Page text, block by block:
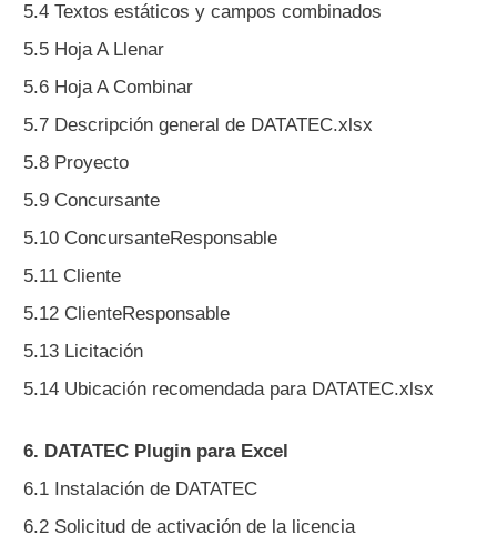
5.4 Textos estáticos y campos combinados
5.5 Hoja A Llenar
5.6 Hoja A Combinar
5.7 Descripción general de DATATEC.xlsx
5.8 Proyecto
5.9 Concursante
5.10 ConcursanteResponsable
5.11 Cliente
5.12 ClienteResponsable
5.13 Licitación
5.14 Ubicación recomendada para DATATEC.xlsx
6. DATATEC Plugin para Excel
6.1 Instalación de DATATEC
6.2 Solicitud de activación de la licencia